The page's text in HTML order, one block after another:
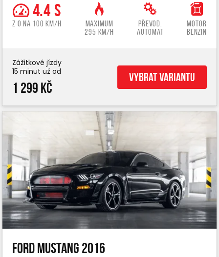
4.4 s
z 0 na 100 km/h
Maximum
295 km/h
Převod.
automat
Motor
benzin
Zážitkové jízdy
15 minut už od
1 299 Kč
Vybrat variantu
Ford Mustang 2016